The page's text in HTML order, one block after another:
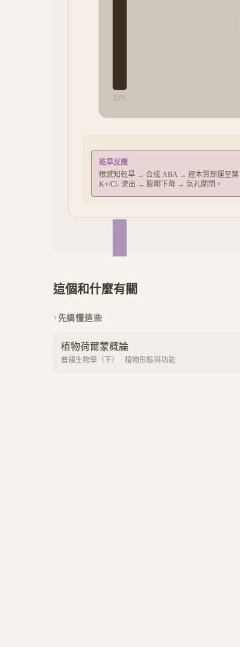
22%
乾旱反應
根感知乾旱 → 合成 ABA → 經木質部運至
K+/Cl- 流出 → 膨壓下降 → 氣孔關閉。
這個和什麼有關
↑ 先搞懂這些
植物荷爾蒙概論
普通生物學（下） · 植物形態與功能